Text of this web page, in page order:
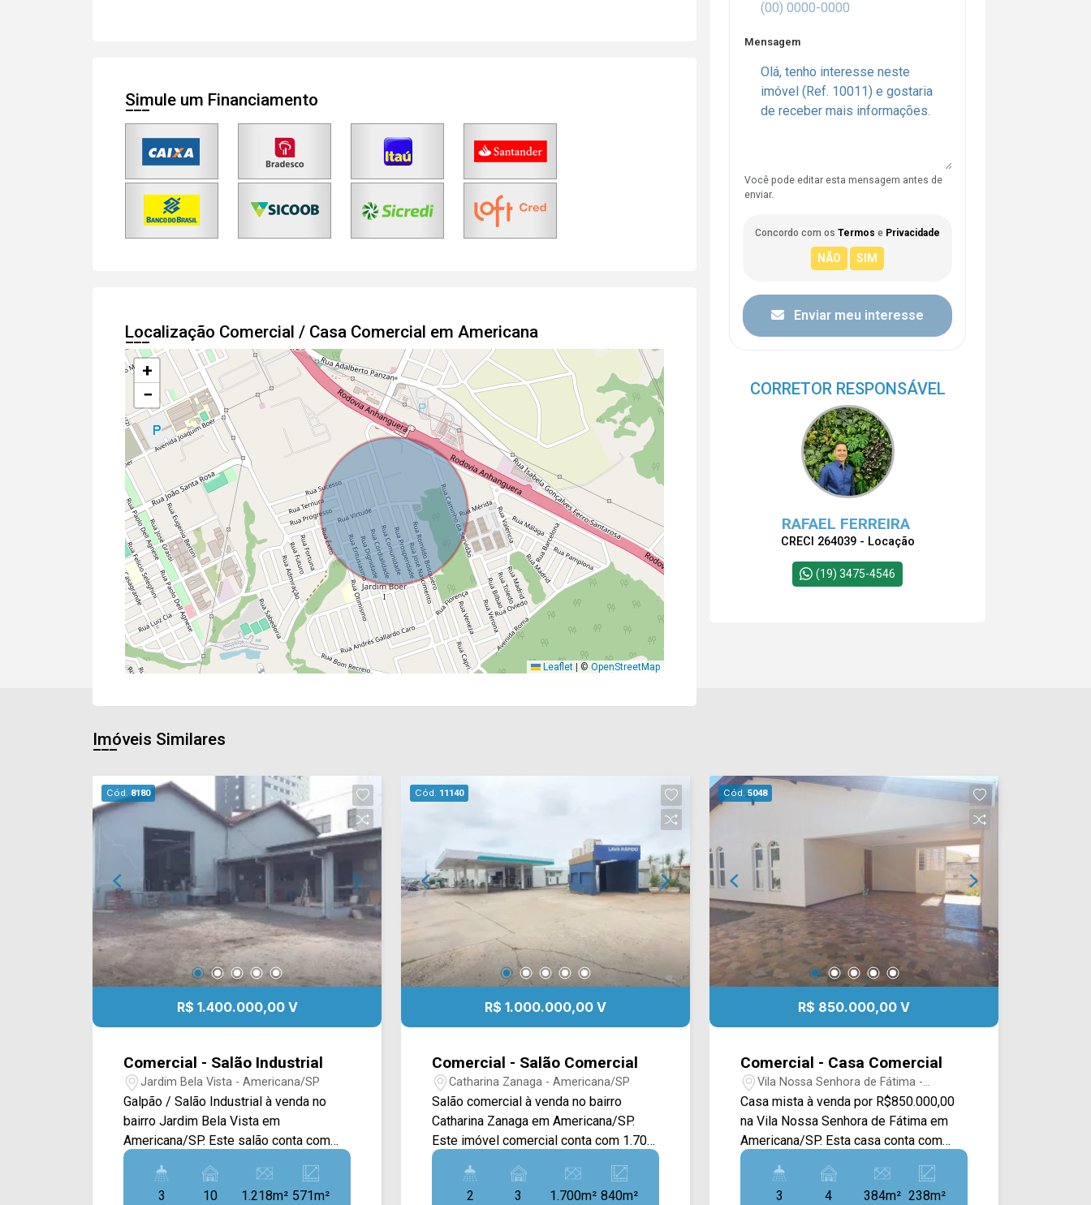
Simule um Financiamento
Localização Comercial / Casa Comercial em Americana
+
−
Leaflet | © OpenStreetMap
Mensagem
Você pode editar esta mensagem antes de
enviar.
Concordo com os Termos e Privacidade
Enviar meu interesse
CORRETOR RESPONSÁVEL
RAFAEL FERREIRA
CRECI 264039 - Locação
(19) 3475-4546
Imóveis Similares
Cód. 8180
R$ 1.400.000,00 V
Comercial - Salão Industrial
Jardim Bela Vista - Americana/SP
Galpão / Salão Industrial à venda no
bairro Jardim Bela Vista em
Americana/SP. Este salão conta com
1.218M² de área do terreno com uma
construção de 571M², possui um amplo
salão de máquinas, 01 sala privativa e
3
10
1.218m² 571m²
Cód. 11140
R$ 1.000.000,00 V
Comercial - Salão Comercial
Catharina Zanaga - Americana/SP
Salão comercial à venda no bairro
Catharina Zanaga em Americana/SP.
Este imóvel comercial conta com 1.700
m² de terreno e 840 m² de construção,
oferecendo uma estrutura completa e
funcional para operação de posto de
2
3
1.700m² 840m²
Cód. 5048
R$ 850.000,00 V
Comercial - Casa Comercial
Vila Nossa Senhora de Fátima -
Americana/SP
Casa mista à venda por R$850.000,00
na Vila Nossa Senhora de Fátima em
Americana/SP. Esta casa conta com
384M² de área do terreno e 238M² de
construção oferecendo uma excelente
iluminação natural. Sendo disposta em
3
4
384m² 238m²